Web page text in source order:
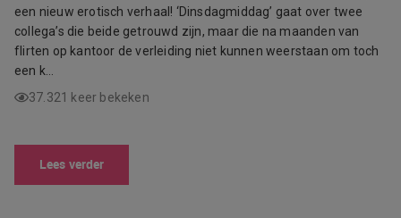
een nieuw erotisch verhaal! ‘Dinsdagmiddag’ gaat over twee
collega’s die beide getrouwd zijn, maar die na maanden van
flirten op kantoor de verleiding niet kunnen weerstaan om toch
een k…
37.321 keer bekeken
Lees verder